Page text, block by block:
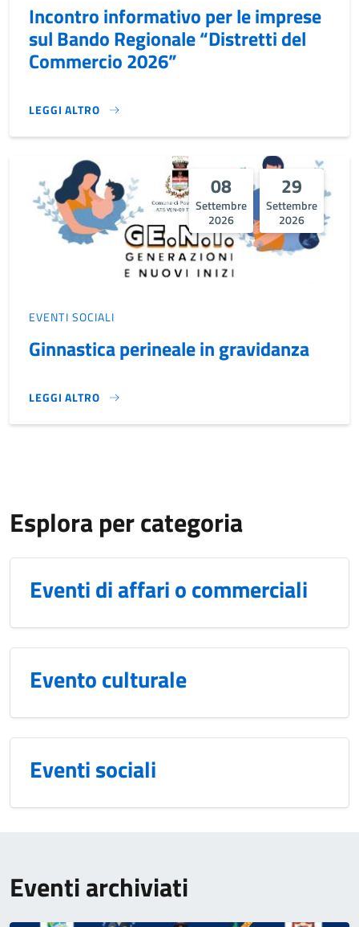
Incontro informativo per le imprese
sul Bando Regionale “Distretti del
Commercio 2026”
LEGGI ALTRO
INCONTRO INFORMATIVO PER LE IMPRESE SUL BANDO
08
Settembre
2026
29
Settembre
2026
EVENTI SOCIALI
Ginnastica perineale in gravidanza
LEGGI ALTRO
GINNASTICA PERINEALE IN GRAVIDANZA}
Esplora per categoria
Eventi di affari o commerciali
Evento culturale
Eventi sociali
Eventi archiviati